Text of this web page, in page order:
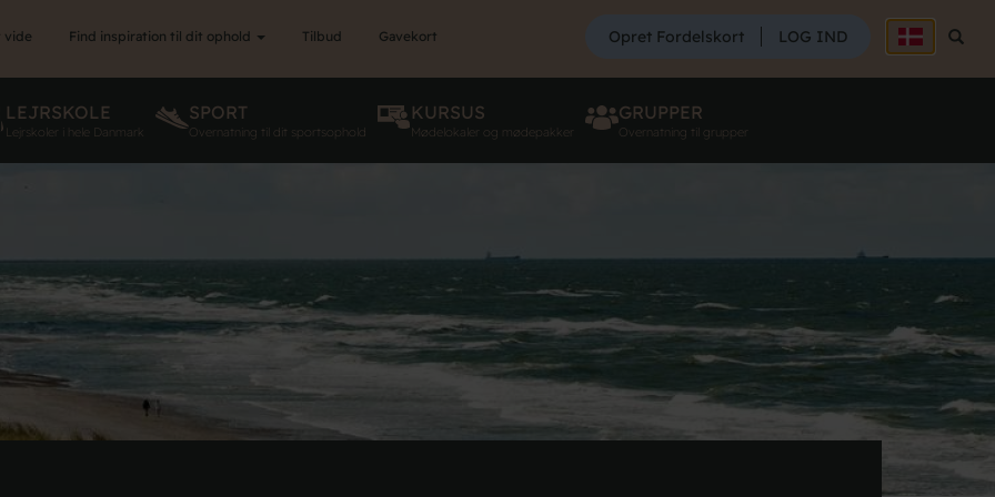
SØG
Søg
Opret Fordelskort LOG IND
vide Find inspiration til dit ophold Tilbud Gavekort
LEJRSKOLE
Lejrskoler i hele Danmark
SPORT
Overnatning til dit sportsophold
KURSUS
Mødelokaler og mødepakker
GRUPPER
Overnatning til grupper